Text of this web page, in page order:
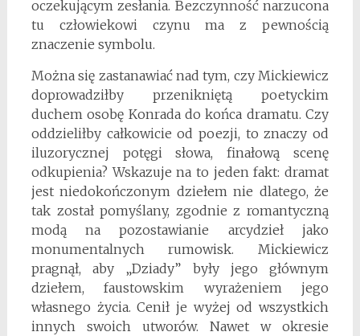
oczekującym zesłania. Bezczynność narzucona
tu człowiekowi czynu ma z pewnością
znaczenie symbolu.
Można się zastanawiać nad tym, czy Mickiewicz
doprowadziłby przenikniętą poetyckim
duchem osobę Konrada do końca dramatu. Czy
oddzieliłby całkowicie od poezji, to znaczy od
iluzorycznej potęgi słowa, finałową scenę
odkupienia? Wskazuje na to jeden fakt: dramat
jest niedokończonym dziełem nie dlatego, że
tak został pomyślany, zgodnie z romantyczną
modą na pozostawianie arcydzieł jako
monumentalnych rumowisk. Mickiewicz
pragnął, aby „Dziady” były jego głównym
dziełem, faustowskim wyrażeniem jego
własnego życia. Cenił je wyżej od wszystkich
innych swoich utworów. Nawet w okresie